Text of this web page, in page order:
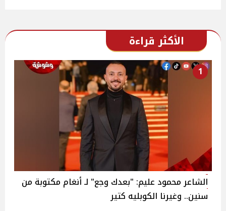
الأكثر قراءة
1
الشاعر محمود عليم: "بعدك وجع" لـ أنغام مكتوبة من
سنين.. وغيرنا الكوبليه كتير